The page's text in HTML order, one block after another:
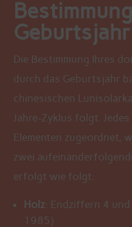
Geburtsjahr
Die Bestimmung Ihres
durch das Geburtsjahr
chinesischen
Jahre-Zyklus folgt.
Elementen zugeordnet,
zwei
erfolgt wie folgt:
Holz: Endziffern 4
1985)